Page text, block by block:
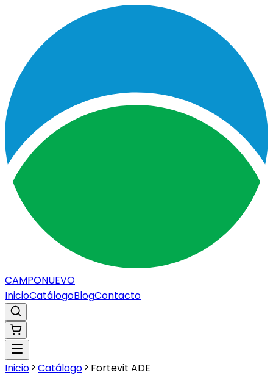
CAMPONUEVO
InicioCatálogoBlogContacto
Inicio Catálogo Fortevit ADE